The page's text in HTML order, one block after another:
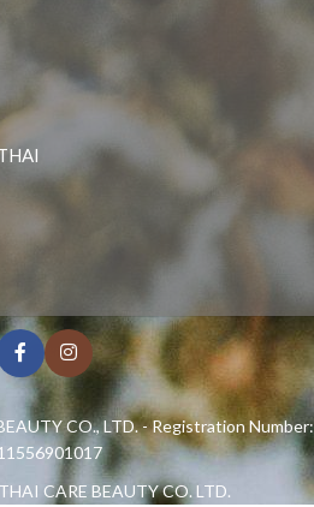
CO., LTD. - Registration Number:
THAI CARE BEAUTY CO. LTD.